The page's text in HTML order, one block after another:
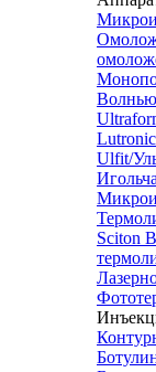
Ulfit/
Sciton